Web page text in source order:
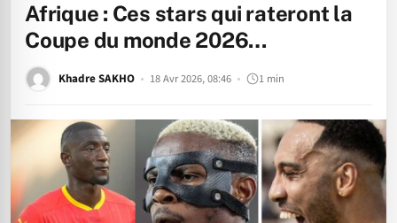
Afrique : Ces stars qui rateront la
Coupe du monde 2026…
Khadre SAKHO 18 Avr 2026, 08:46 1 min